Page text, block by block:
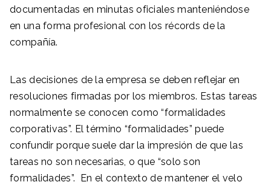
documentadas en minutas oficiales manteniéndose
en una forma profesional con los récords de la
compañía.
Las decisiones de la empresa se deben reflejar en
resoluciones firmadas por los miembros. Estas tareas
normalmente se conocen como “formalidades
corporativas”. El término “formalidades” puede
confundir porque suele dar la impresión de que las
tareas no son necesarias, o que “solo son
formalidades”. En el contexto de mantener el velo